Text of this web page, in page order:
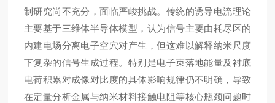
制研究尚不充分，面临严峻挑战。传统的诱导电流理论
主要基于三维体半导体模型，认为信号主要由耗尽区的
内建电场分离电子空穴对产生，但这难以解释纳米尺度
下复杂的信号生成过程。特别是电子束落地能量及衬底
电荷积累对成像对比度的具体影响规律仍不明确，导致
在定量分析金属与纳米材料接触电阻等核心瓶颈问题时